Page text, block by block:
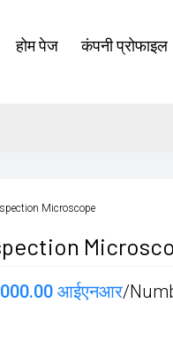
होम पेज कंपनी प्रोफाइल
Microscope
आईएनआर/